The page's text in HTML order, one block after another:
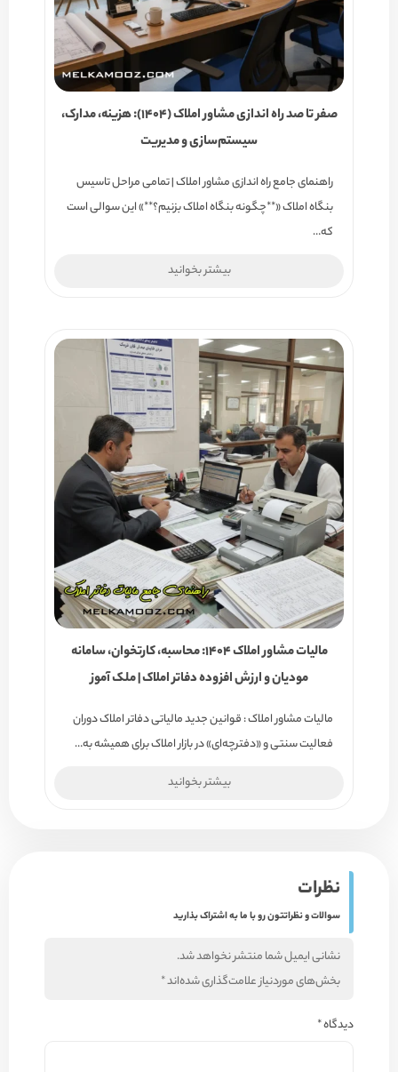
صفر تا صد راه اندازی مشاور املاک (۱۴۰۴): هزینه، مدارک،
سیستم‌سازی و مدیریت
راهنمای جامع راه اندازی مشاور املاک | تمامی مراحل تاسیس
بنگاه املاک «**چگونه بنگاه املاک بزنیم؟**» این سوالی است
که…
بیشتر بخوانید
مالیات مشاور املاک ۱۴۰۴: محاسبه، کارتخوان، سامانه
مودیان و ارزش افزوده دفاتر املاک | ملک آموز
مالیات مشاور املاک : قوانین جدید مالیاتی دفاتر املاک دوران
فعالیت سنتی و «دفترچه‌ای» در بازار املاک برای همیشه به…
بیشتر بخوانید
نظرات
سوالات و نظراتتون رو با ما به اشتراک بذارید
نشانی ایمیل شما منتشر نخواهد شد.
بخش‌های موردنیاز علامت‌گذاری شده‌اند*
دیدگاه*